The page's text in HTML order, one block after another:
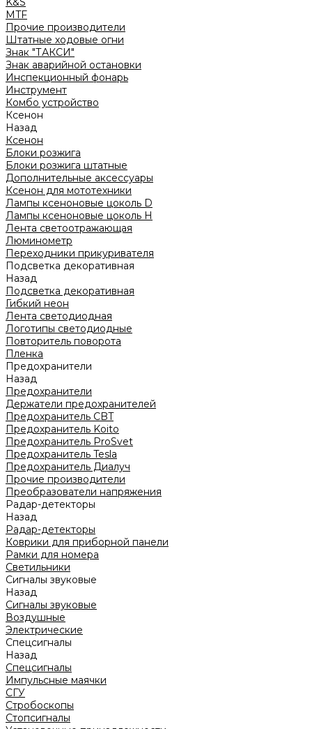
MTF
Прочие производители
Штатные ходовые огни
Знак "ТАКСИ"
Знак аварийной остановки
Инспекционный фонарь
Инструмент
Комбо устройство
Ксенон
Назад
Ксенон
Блоки розжига
Блоки розжига штатные
Дополнительные аксессуары
Ксенон для мототехники
Лампы ксеноновые цоколь D
Лампы ксеноновые цоколь H
Лента светоотражающая
Люминометр
Переходники прикуривателя
Подсветка декоративная
Назад
Подсветка декоративная
Гибкий неон
Лента светодиодная
Логотипы светодиодные
Повторитель поворота
Пленка
Предохранители
Назад
Предохранители
Держатели предохранителей
Предохранитель CBT
Предохранитель Koito
Предохранитель ProSvet
Предохранитель Tesla
Предохранитель Диалуч
Прочие производители
Преобразователи напряжения
Радар-детекторы
Назад
Радар-детекторы
Коврики для приборной панели
Рамки для номера
Светильники
Сигналы звуковые
Назад
Сигналы звуковые
Воздушные
Электрические
Спецсигналы
Назад
Спецсигналы
Импульсные маячки
СГУ
Стробоскопы
Стопсигналы